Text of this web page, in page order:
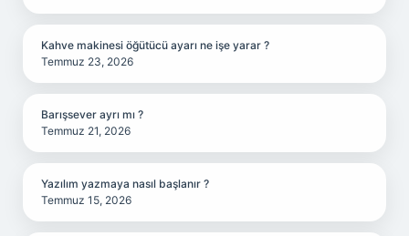
Kahve makinesi öğütücü ayarı ne işe yarar ?
Temmuz 23, 2026
Barışsever ayrı mı ?
Temmuz 21, 2026
Yazılım yazmaya nasıl başlanır ?
Temmuz 15, 2026